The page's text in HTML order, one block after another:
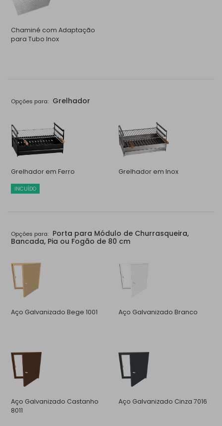
Chaminé com Adaptação
para Tubo Inox
Opções para: Grelhador
Grelhador em Ferro
INCUÍDO
Grelhador em Inox
Opções para: Porta para Módulo de Churrasqueira,
Bancada, Pia ou Fogão de 80 cm
Aço Galvanizado Bege 1001 Aço Galvanizado Branco
Aço Galvanizado Castanho
8011
Aço Galvanizado Cinza 7016